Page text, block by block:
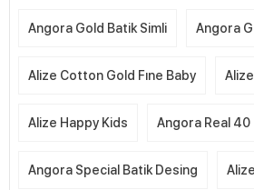
Angora Gold Batik Simli Angora
Alize Cotton Gold Fıne Baby
Alize Happy Kids Angora Real 40
Angora Special Batik Desing